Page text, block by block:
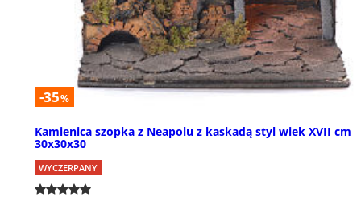
-35%
Kamienica szopka z Neapolu z kaskadą styl wiek XVII cm
30x30x30
WYCZERPANY